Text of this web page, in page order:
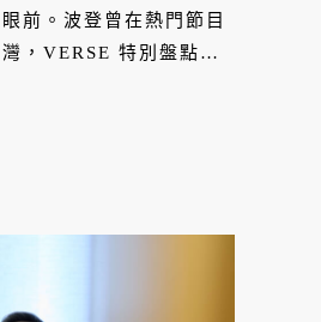
前。波登曾在熱門節目
，VERSE 特別盤點他